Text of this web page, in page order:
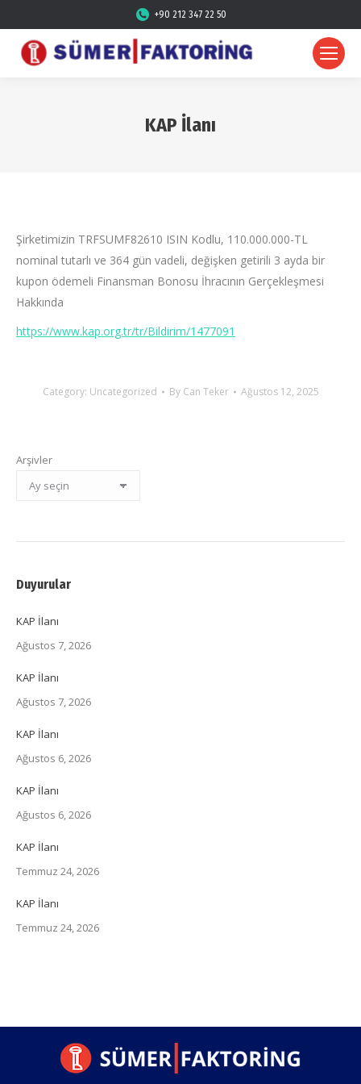
+90 212 347 22 50
KAP İlanı
Şirketimizin TRFSUMF82610 ISIN Kodlu, 110.000.000-TL
nominal tutarlı ve 364 gün vadeli, değişken getirili 3 ayda bir
kupon ödemeli Finansman Bonosu İhracının Gerçekleşmesi
Hakkında
https://www.kap.org.tr/tr/Bildirim/1477091
Category: Uncategorized By Can Teker Ağustos 12, 2025
Arşivler
Duyurular
KAP İlanı
Ağustos 7, 2026
KAP İlanı
Ağustos 7, 2026
KAP İlanı
Ağustos 6, 2026
KAP İlanı
Ağustos 6, 2026
KAP İlanı
Temmuz 24, 2026
KAP İlanı
Temmuz 24, 2026